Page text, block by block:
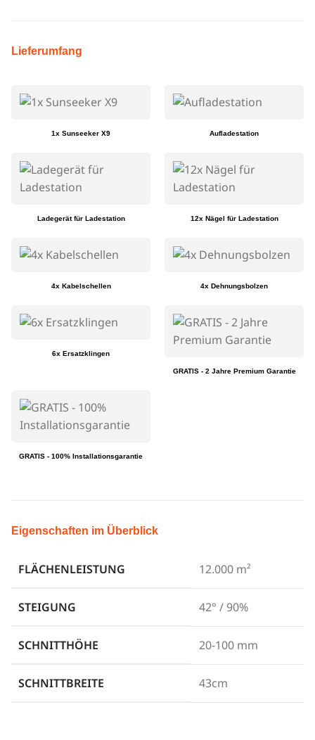
Lieferumfang
1x Sunseeker X9 Aufladestation
Ladegerät für Ladestation 12x Nägel für Ladestation
4x Kabelschellen 4x Dehnungsbolzen
6x Ersatzklingen
GRATIS - 2 Jahre Premium Garantie
GRATIS - 100% Installationsgarantie
Eigenschaften im Überblick
FLÄCHENLEISTUNG 12.000 m²
STEIGUNG 42° / 90%
SCHNITTHÖHE 20-100 mm
SCHNITTBREITE 43cm